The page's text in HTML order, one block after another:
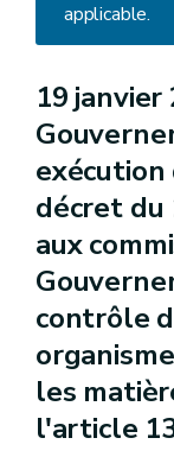
applicable.
19 janvier
décret
aux
contrôle
les
l'article